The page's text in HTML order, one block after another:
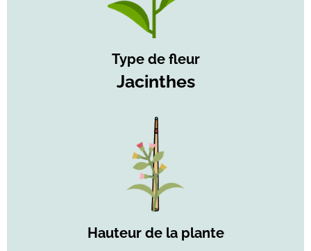
Type de fleur
Jacinthes
Hauteur de la plante